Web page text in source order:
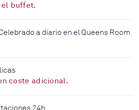
el buffet.
a diario en el Queens Room
coste adicional.
24h